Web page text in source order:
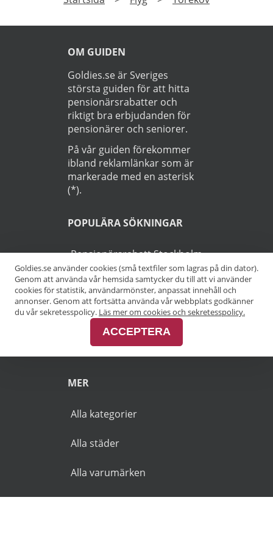
OM GUIDEN
Goldies.se är Sveriges
största guiden för att hitta
pensionärsrabatter och
riktigt bra erbjudanden för
pensionärer och seniorer.
På vår guiden förekommer
ibland reklamlänkar som är
markerade med en asterisk
(*).
POPULÄRA SÖKNINGAR
Pensionärsrabatt Stockholm
Pensionärsrabatt Göteborg
Pensionärsrabatt Malmö
Pensionärsrabatt Skåne
MER
Alla kategorier
Alla städer
Alla varumärken
Goldies.se använder cookies (små textfiler som lagras på din dator).
Genom att använda vår hemsida samtycker du till att vi använder
cookies för statistik, användarmönster, anpassat innehåll och
annonser. Genom att fortsätta använda vår webbplats godkänner
du vår sekretesspolicy. Läs mer om cookies och sekretesspolicy.
ACCEPTERA